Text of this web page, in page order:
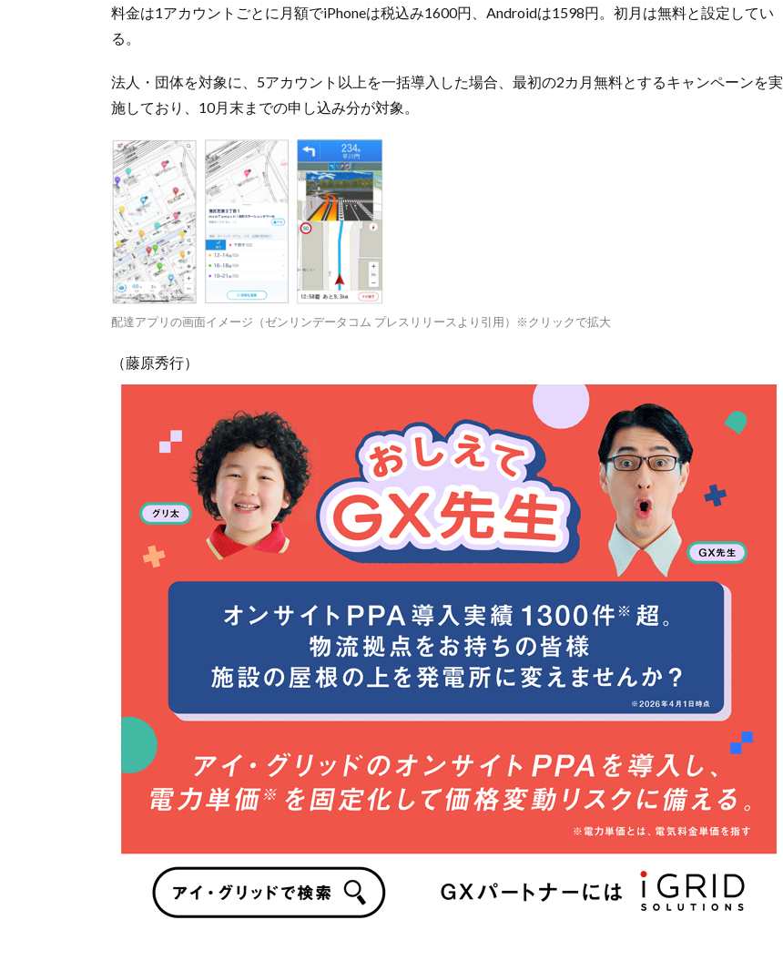
料金は1アカウントごとに月額でiPhoneは税込み1600円、Androidは1598円。初月は無料と設定してい
る。
法人・団体を対象に、5アカウント以上を一括導入した場合、最初の2カ月無料とするキャンペーンを実
施しており、10月末までの申し込み分が対象。
配達アプリの画面イメージ（ゼンリンデータコム プレスリリースより引用）※クリックで拡大
（藤原秀行）